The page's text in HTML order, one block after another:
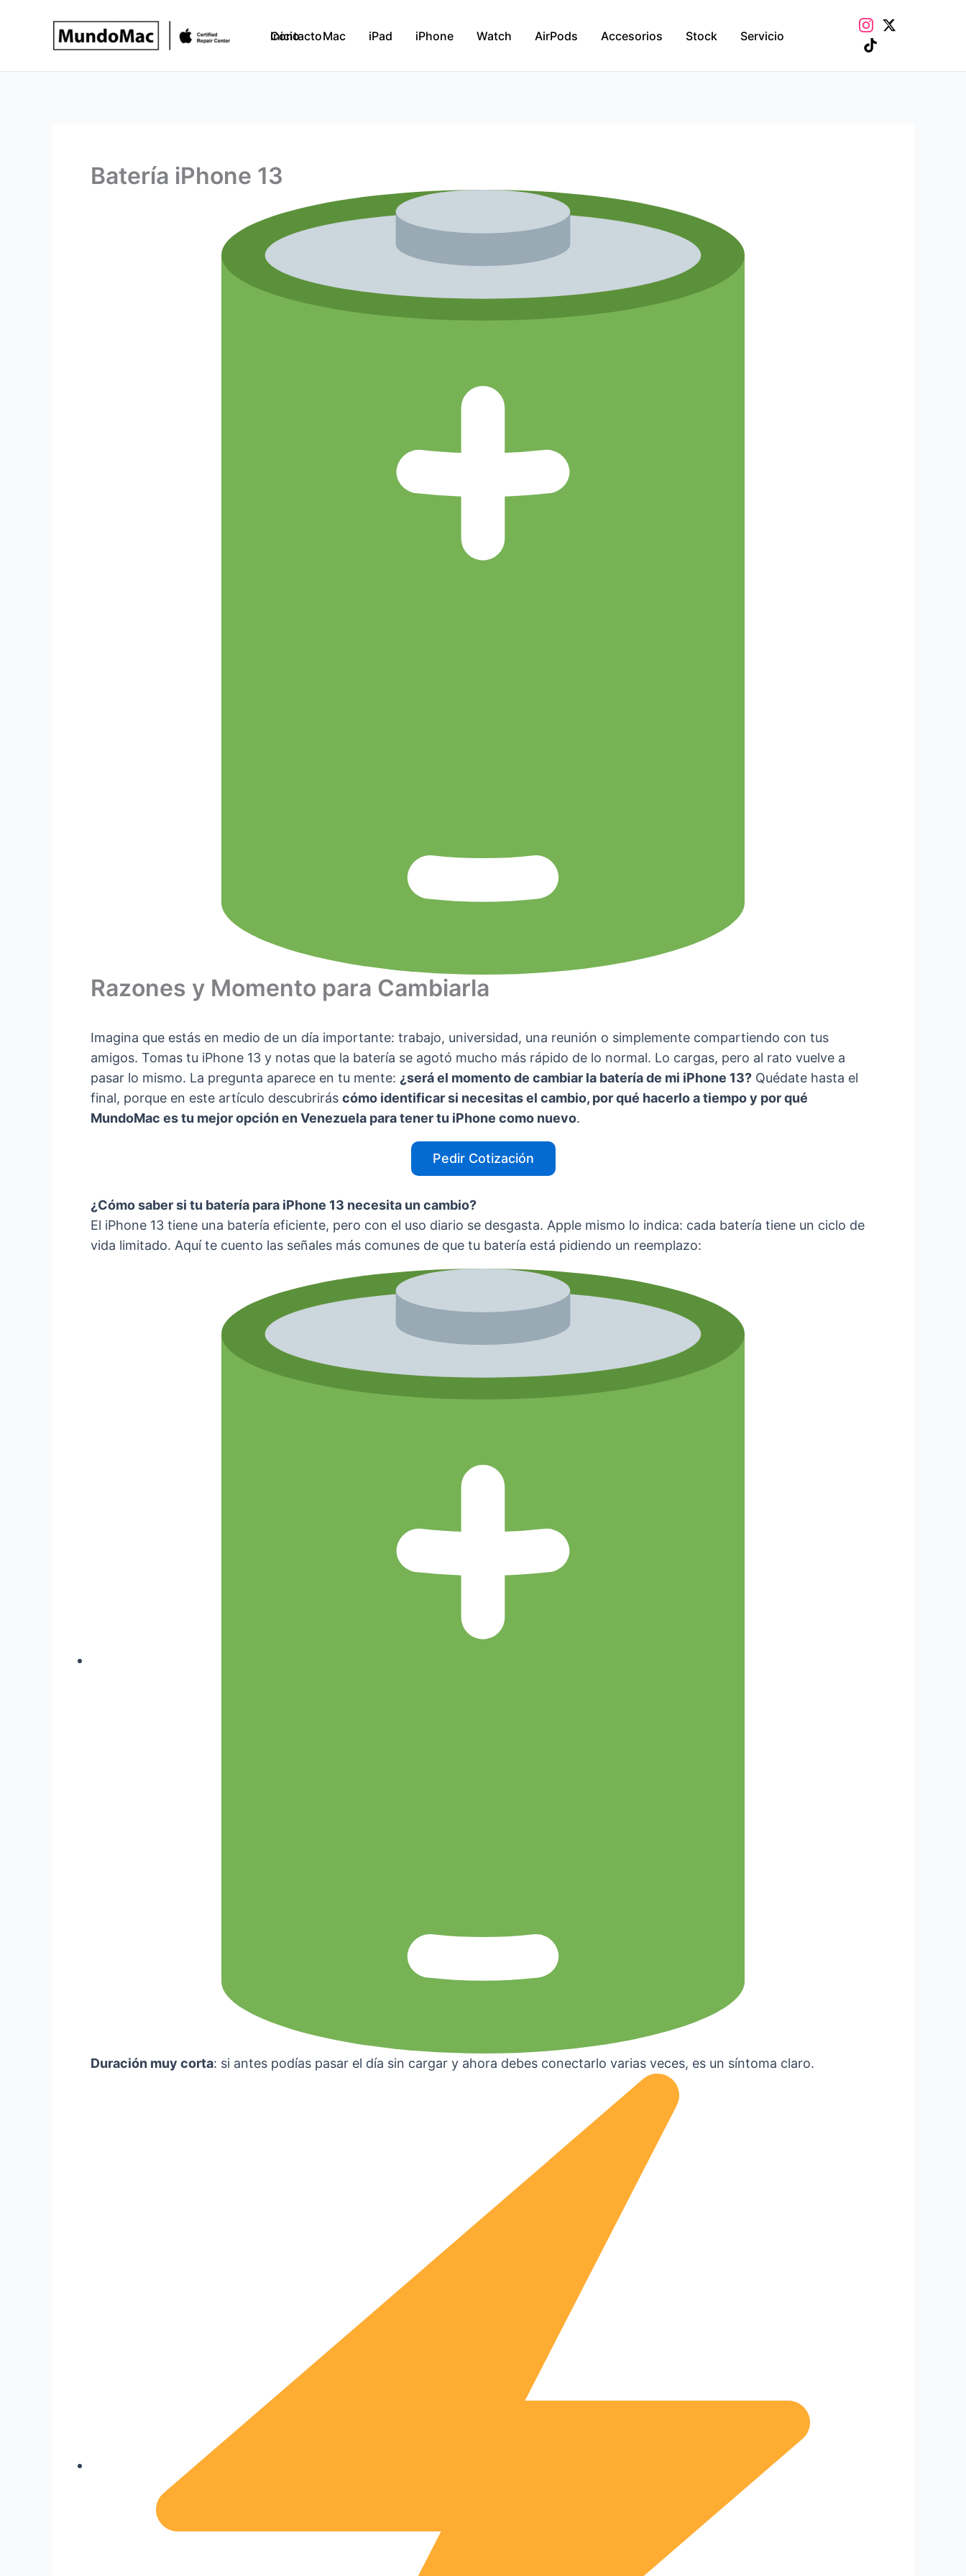
contenido
Inicio Mac iPad iPhone Watch AirPods Accesorios Stock Servicio
Contacto
Batería iPhone 13
Razones y Momento para Cambiarla
Imagina que estás en medio de un día importante: trabajo, universidad, una reunión o simplemente compartiendo con tus
amigos. Tomas tu iPhone 13 y notas que la batería se agotó mucho más rápido de lo normal. Lo cargas, pero al rato vuelve a
pasar lo mismo. La pregunta aparece en tu mente: ¿será el momento de cambiar la batería de mi iPhone 13? Quédate hasta el
final, porque en este artículo descubrirás cómo identificar si necesitas el cambio, por qué hacerlo a tiempo y por qué
MundoMac es tu mejor opción en Venezuela para tener tu iPhone como nuevo.
Pedir Cotización
¿Cómo saber si tu batería para iPhone 13 necesita un cambio?
El iPhone 13 tiene una batería eficiente, pero con el uso diario se desgasta. Apple mismo lo indica: cada batería tiene un ciclo de
vida limitado. Aquí te cuento las señales más comunes de que tu batería está pidiendo un reemplazo:
Duración muy corta: si antes podías pasar el día sin cargar y ahora debes conectarlo varias veces, es un síntoma claro.